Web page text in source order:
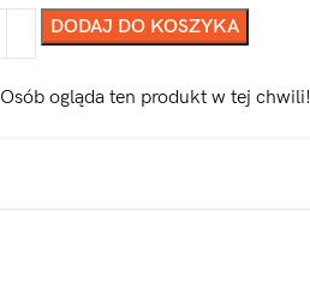
DODAJ DO KOSZYKA
Osób ogląda ten produkt w tej chwili!